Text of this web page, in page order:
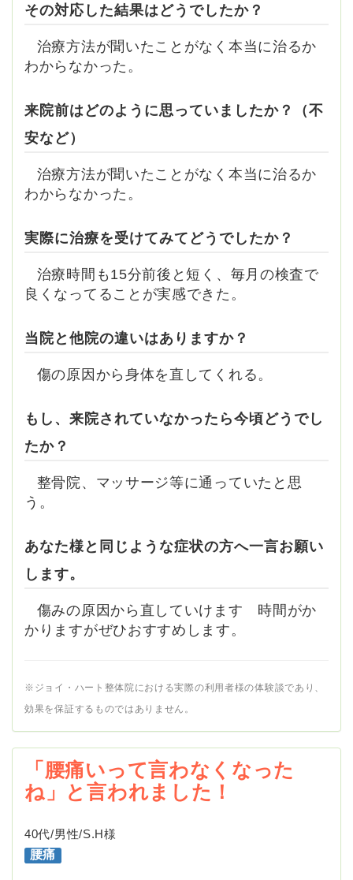
その対応した結果はどうでしたか？
治療方法が聞いたことがなく本当に治るか
わからなかった。
来院前はどのように思っていましたか？（不
安など）
治療方法が聞いたことがなく本当に治るか
わからなかった。
実際に治療を受けてみてどうでしたか？
治療時間も15分前後と短く、毎月の検査で
良くなってることが実感できた。
当院と他院の違いはありますか？
傷の原因から身体を直してくれる。
もし、来院されていなかったら今頃どうでし
たか？
整骨院、マッサージ等に通っていたと思
う。
あなた様と同じような症状の方へ一言お願い
します。
傷みの原因から直していけます 時間がか
かりますがぜひおすすめします。
※ジョイ・ハート整体院における実際の利用者様の体験談であり、
効果を保証するものではありません。
「腰痛いって言わなくなった
ね」と言われました！
40代/男性/S.H様
腰痛